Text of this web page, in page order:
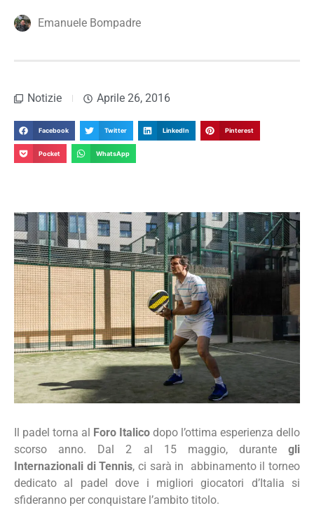
Emanuele Bompadre
Notizie Aprile 26, 2016
Facebook Twitter LinkedIn Pinterest
Pocket WhatsApp
Il padel torna al Foro Italico dopo l’ottima esperienza dello
scorso anno. Dal 2 al 15 maggio, durante gli
Internazionali di Tennis, ci sarà in abbinamento il torneo
dedicato al padel dove i migliori giocatori d’Italia si
sfideranno per conquistare l’ambito titolo.